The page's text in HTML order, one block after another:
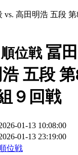
vs. 高田明浩 五段
位戦 冨
五段
９回戦
01-13 10:08:00
01-13 23:19:00
位戦